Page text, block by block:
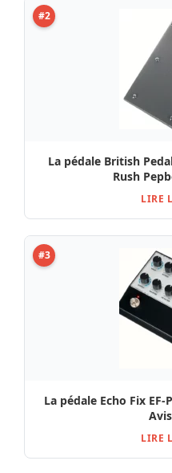
#2
La pédale British
Rush
LIRE
#3
La pédale Echo Fix EF-
LIRE